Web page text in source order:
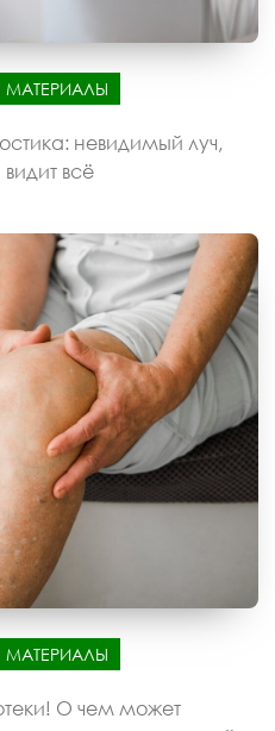
МАТЕРИАЛЫ
невидимый луч,
всё
МАТЕРИАЛЫ
О чем может